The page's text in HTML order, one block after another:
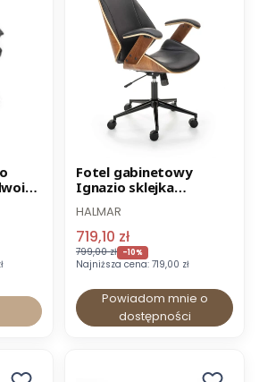
Promocja
-8% z kodem BIUROWE
Fotel gabinetowy
Ignazio sklejka
HALMAR
719,10 zł
799,00 zł -10%
Najniższa cena: 719,00 zł
Powiadom mnie o
dostępności